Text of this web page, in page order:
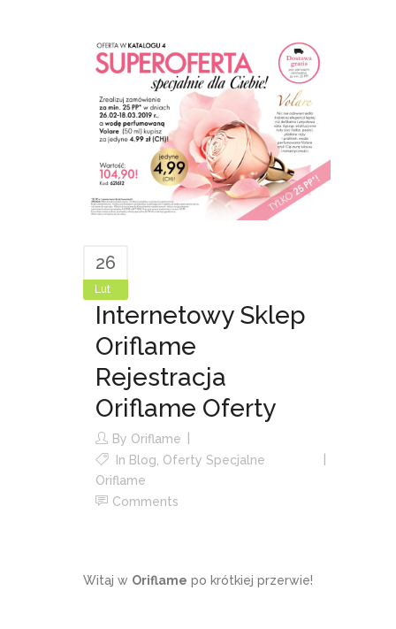
26
Lut
Internetowy Sklep
Oriflame
Rejestracja
Oriflame Oferty
By Oriflame
In Blog Oferty Specjalne
Oriflame
Comments
Witaj w Oriflame po krótkiej przerwie!